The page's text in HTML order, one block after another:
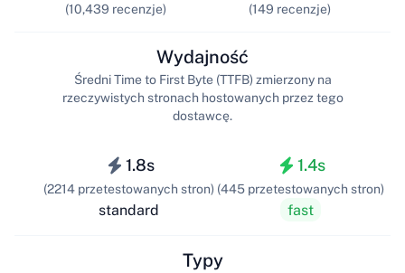
(10,439 recenzje) (149 recenzje)
1.8s
(2214 przetestowanych stron)
standard
Wydajność
Średni Time to First Byte (TTFB) zmierzony na
rzeczywistych stronach hostowanych przez tego
dostawcę.
1.4s
(445 przetestowanych stron)
fast
Typy